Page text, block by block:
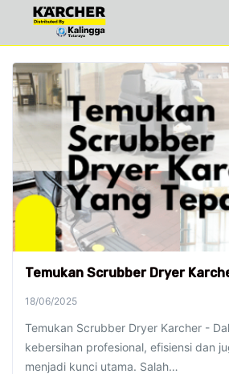
Temukan Scrubber Dryer
18/06/2025
Temukan Scrubber Dryer Karcher -
kebersihan profesional, efisiensi dan
menjadi kunci utama. Salah…